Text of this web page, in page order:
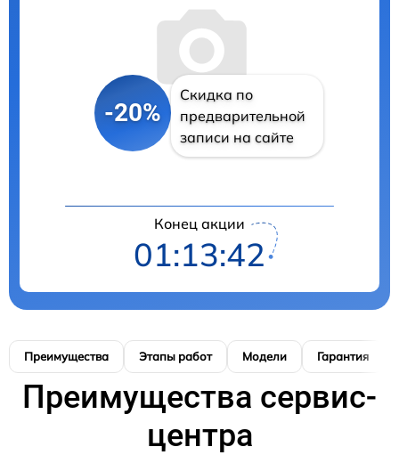
-20%
Скидка по
предварительной
записи на сайте
Конец акции
01:13:41
Преимущества Этапы работ Модели Гарантия
Преимущества сервис-
центра